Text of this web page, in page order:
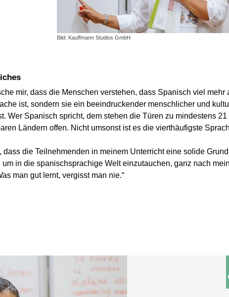
Bild: Kauffmann Studios GmbH
mir, dass die Menschen verstehen, dass Spanisch viel mehr
ist, sondern sie ein beeindruckender menschlicher und
Wer Spanisch spricht, dem stehen die Türen zu mindestens 21
Ländern offen. Nicht umsonst ist es die vierthäufigste
dass die Teilnehmenden in meinem Unterricht eine solide
um in die spanischsprachige Welt einzutauchen, ganz nach
man gut lernt, vergisst man nie.“